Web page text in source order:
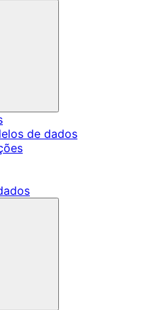
de dados